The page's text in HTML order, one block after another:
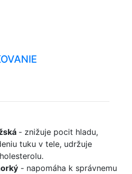
- znižuje pocit hladu,
tuku v tele, udržuje
- napomáha k správnemu